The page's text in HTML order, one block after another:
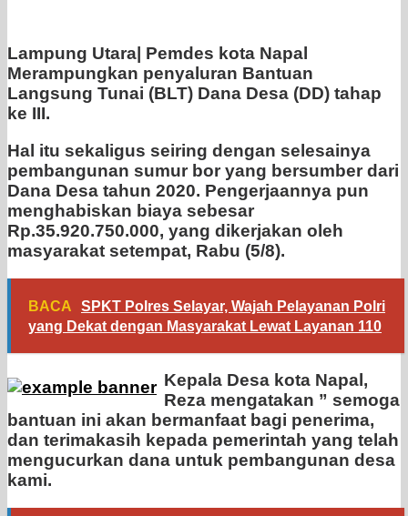
Lampung Utara| Pemdes kota Napal
Merampungkan penyaluran Bantuan
Langsung Tunai (BLT) Dana Desa (DD) tahap
ke III.
Hal itu sekaligus seiring dengan selesainya
pembangunan sumur bor yang bersumber dari
Dana Desa tahun 2020. Pengerjaannya pun
menghabiskan biaya sebesar
Rp.35.920.750.000, yang dikerjakan oleh
masyarakat setempat, Rabu (5/8).
BACA
SPKT Polres Selayar, Wajah Pelayanan Polri
yang Dekat dengan Masyarakat Lewat Layanan 110
Kepala Desa kota Napal,
Reza mengatakan ” semoga
bantuan ini akan bermanfaat bagi penerima,
dan terimakasih kepada pemerintah yang telah
mengucurkan dana untuk pembangunan desa
kami.